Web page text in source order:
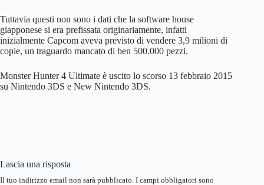
Tuttavia questi non sono i dati che la software house
giapponese si era prefissata originariamente, infatti
inizialmente Capcom aveva previsto di vendere 3,9 milioni di
copie, un traguardo mancato di ben 500.000 pezzi.
Monster Hunter 4 Ultimate è uscito lo scorso 13 febbraio 2015
su Nintendo 3DS e New Nintendo 3DS.
Lascia una risposta
Il tuo indirizzo email non sarà pubblicato. I campi obbligatori sono